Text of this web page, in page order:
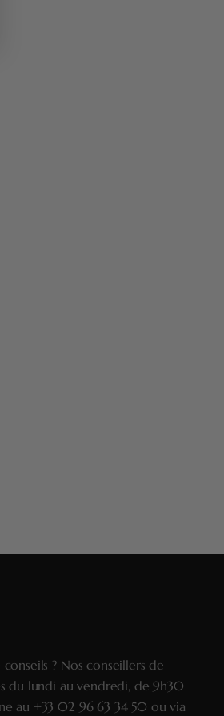
? Nos conseillers de
du lundi au vendredi, de 9h30
au +33 02 96 63 34 50 ou via